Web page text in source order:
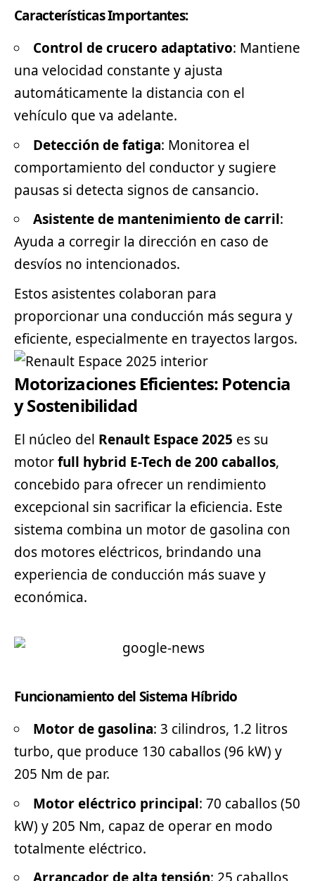
Características Importantes:
Control de crucero adaptativo: Mantiene
una velocidad constante y ajusta
automáticamente la distancia con el
vehículo que va adelante.
Detección de fatiga: Monitorea el
comportamiento del conductor y sugiere
pausas si detecta signos de cansancio.
Asistente de mantenimiento de carril:
Ayuda a corregir la dirección en caso de
desvíos no intencionados.
Estos asistentes colaboran para
proporcionar una conducción más segura y
eficiente, especialmente en trayectos largos.
Motorizaciones Eficientes: Potencia
y Sostenibilidad
El núcleo del Renault Espace 2025 es su
motorfull hybrid E-Tech de 200 caballos,
concebido para ofrecer un rendimiento
excepcional sin sacrificar la eficiencia. Este
sistema combina un motor de gasolina con
dos motores eléctricos, brindando una
experiencia de conducción más suave y
económica.
Funcionamiento del Sistema Híbrido
Motor de gasolina: 3 cilindros, 1.2 litros
turbo, que produce 130 caballos (96 kW) y
205 Nm de par.
Motor eléctrico principal: 70 caballos (50
kW) y 205 Nm, capaz de operar en modo
totalmente eléctrico.